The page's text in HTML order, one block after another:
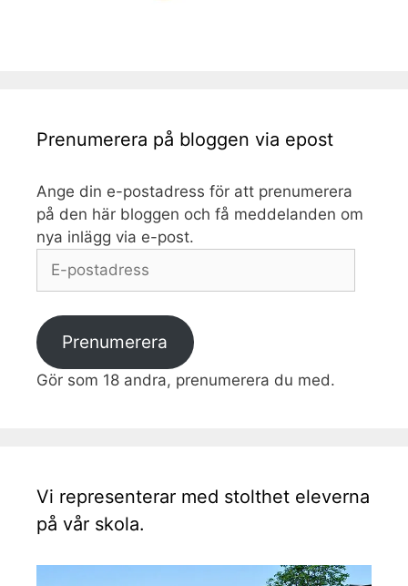
Prenumerera på bloggen via epost
Ange din e-postadress för att prenumerera
på den här bloggen och få meddelanden om
nya inlägg via e-post.
postadress
Prenumerera
Gör som 18 andra, prenumerera du med.
Vi representerar med stolthet eleverna
på vår skola.